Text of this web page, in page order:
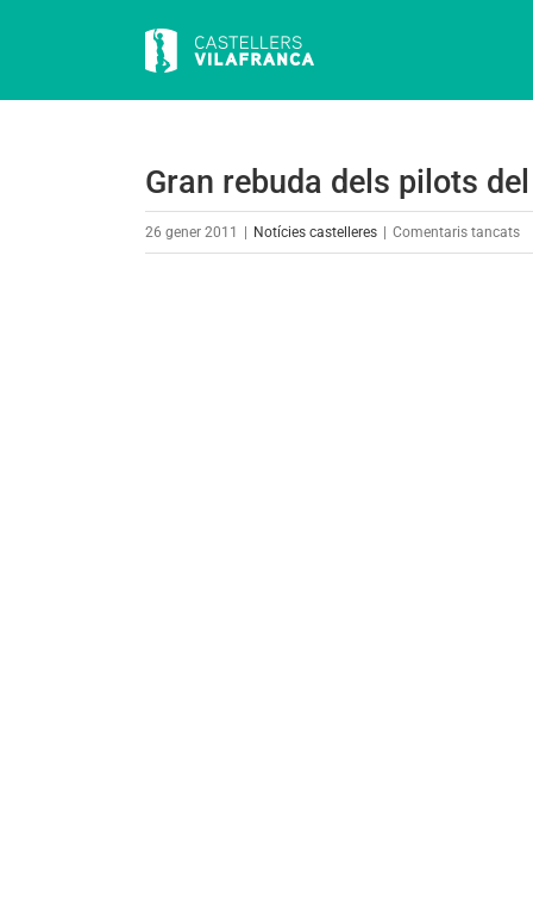
Gran rebuda dels pilots
26 gener 2011 Notícies castelleres Comentaris tancatsa